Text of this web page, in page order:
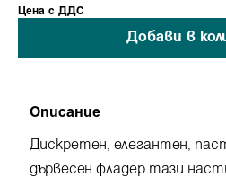
Ценa с ДДС
Добави в
Описание
Дискретен, елегантен,
дървесен фладер тази